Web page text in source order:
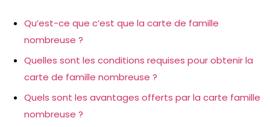
Qu’est-ce que c’est que la carte de famille
nombreuse ?
Quelles sont les conditions requises pour obtenir la
carte de famille nombreuse ?
Quels sont les avantages offerts par la carte famille
nombreuse ?